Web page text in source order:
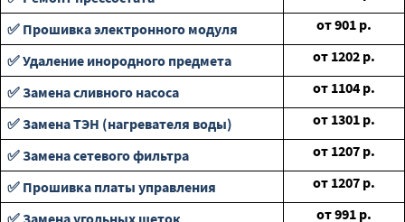
✅ Прошивка электронного модуля
от901 р.
✅ Удаление инородного предмета
от 1202 р.
✅ Замена сливного насоса
от 1104 р.
✅ Замена ТЭН (нагревателя воды)
от 1301 р.
✅ Замена сетевого фильтра
от 1207 р.
✅ Прошивка платы управления
от 1207 р.
✅ Замена угольных щеток
от991 р.